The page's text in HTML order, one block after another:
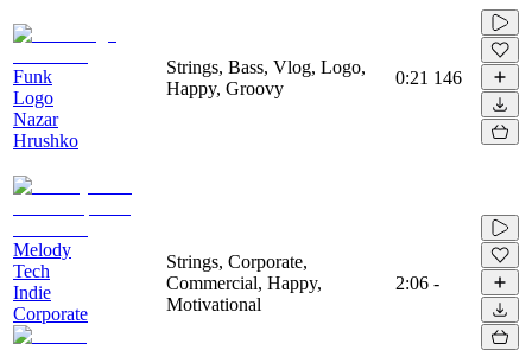
Funk
Logo
Nazar
Hrushko
Strings, Bass, Vlog, Logo,
Happy, Groovy
0:21 146
Melody
Tech
Indie
Corporate
Strings, Corporate,
Commercial, Happy,
Motivational
2:06 -